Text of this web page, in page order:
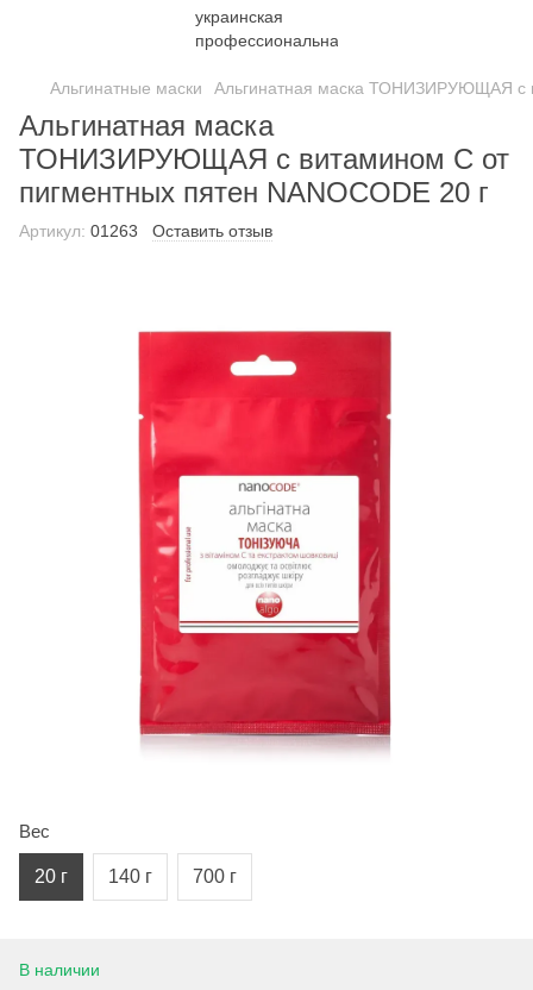
Альгинатные маски Альгинатная маска ТОНИЗИРУЮЩАЯ с
Альгинатная маска
ТОНИЗИРУЮЩАЯ с витамином С от
пигментных пятен NANOCODE 20 г
Артикул: 01263 Оставить отзыв
Вес
20 г 140 г 700 г
В наличии